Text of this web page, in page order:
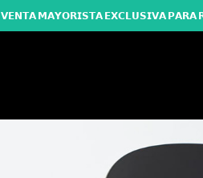
𝗩𝗘𝗡𝗧𝗔 𝗠𝗔𝗬𝗢𝗥𝗜𝗦𝗧𝗔 𝗘𝗫𝗖𝗟𝗨𝗦𝗜𝗩𝗔 𝗣𝗔𝗥𝗔